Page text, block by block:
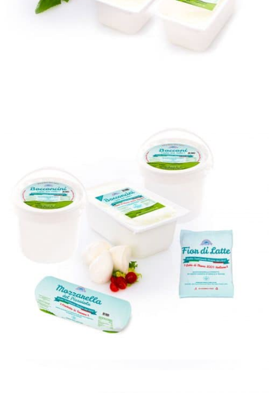
MOZZARELLA PIZZA